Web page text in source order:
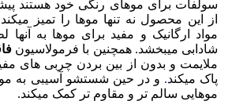
سولفات برای موهای رنگی خود هستند
از این محصول نه تنها موها را تمیز
مواد ارگانیک و مفید برای موها به
شادابی میبخشد. همچنین با فرمولاسیون
ملایمت و بدون از بین بردن چربی های
پاک میکند. و در حین شستشو آسیبی به
موهایی سالم تر و مقاوم تر کمک میکند.